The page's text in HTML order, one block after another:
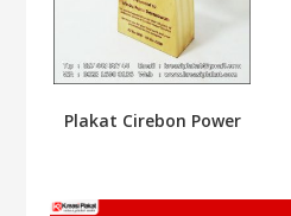
Plakat Cirebon Power